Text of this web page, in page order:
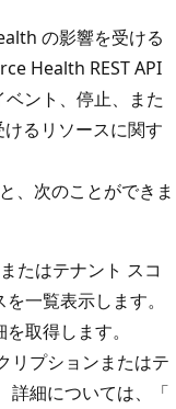
の影響を受ける
Health REST API
ント、停止、また
るリソースに関す
、次のことができま
たはテナント スコ
一覧表示します。
取得します。
リプションまたはテ
詳細については、「